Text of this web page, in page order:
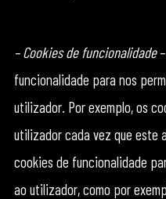
– Cookies de funcionalidade
funcionalidade para nos
utilizador. Por exemplo, os
utilizador cada vez que este
cookies de funcionalidade
ao utilizador, como por